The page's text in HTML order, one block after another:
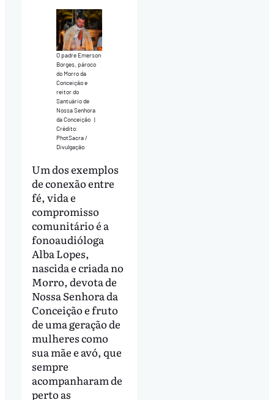
O padre Emerson
Borges, pároco
do Morro da
Conceição e
reitor do
Santuário de
Nossa Senhora
da Conceição |
Crédito:
PhotSacra /
Divulgação
Um dos exemplos
de conexão entre
fé, vida e
compromisso
comunitário é a
fonoaudióloga
Alba Lopes,
nascida e criada no
Morro, devota de
Nossa Senhora da
Conceição e fruto
de uma geração de
mulheres como
sua mãe e avó, que
sempre
acompanharam de
perto as